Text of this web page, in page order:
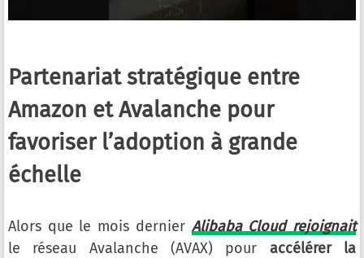
Partenariat stratégique entre
Amazon et Avalanche pour
favoriser l’adoption à grande
échelle
Alors que le mois dernier Alibaba Cloud rejoignait
le réseau Avalanche (AVAX) pour accélérer la